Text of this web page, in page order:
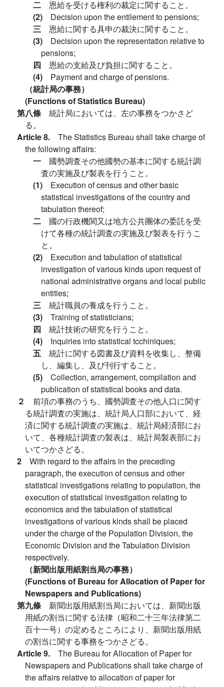
二 恩給を受ける権利の裁定に関すること。
(2) Decision upon the entilement to pensions;
三 恩給に関する具申の裁決に関すること。
(3) Decision upon the representation relative to
pensions;
四 恩給の支給及び負担に関すること。
(4) Payment and charge of pensions.
（統計局の事務）
(Functions of Statistics Bureau)
第八條 統計局においては、左の事務をつかさど
る。
Article 8. The Statistics Bureau shall take charge of
the following affairs:
一 國勢調査その他國勢の基本に関する統計調
査の実施及び製表を行うこと。
(1) Execution of census and other basic
statistical investigations of the country and
tabulation thereof;
二 國の行政機関又は地方公共團体の委託を受
けて各種の統計調査の実施及び製表を行うこ
と。
(2) Execution and tabulation of statistical
investigation of various kinds upon request of
national administrative organs and local public
entities;
三 統計職員の養成を行うこと。
(3) Training of statisticians;
四 統計技術の研究を行うこと。
(4) Inquiries into statistical tcchiniques;
五 統計に関する図書及び資料を收集し、整備
し、編集し、及び刊行すること。
(5) Collection, arrangement, compilation and
publication of statistical books and data.
２ 前項の事務のうち、國勢調査その他人口に関す
る統計調査の実施は、統計局人口部において、経
済に関する統計調査の実施は、統計局経済部にお
いて、各種統計調査の製表は、統計局製表部にお
いてつかさどる。
2 With regard to the affairs in the preceding
paragraph, the execution of census and other
statistical investigations relating to population, the
execution of statistical investigation relating to
economics and the tabulation of statistical
investigations of various kinds shall be placed
under the charge of the Population Division, the
Economic Division and the Tabulation Division
respectively.
（新聞出版用紙割当局の事務）
(Functions of Bureau for Allocation of Paper for
Newspapers and Publications)
第九條 新聞出版用紙割当局においては、新聞出版
用紙の割当に関する法律（昭和二十三年法律第二
百十一号）の定めるところにより、新聞出版用紙
の割当に関する事務をつかさどる。
Article 9. The Bureau for Allocation of Paper for
Newspapers and Publications shall take charge of
the affairs relative to allocation of paper for